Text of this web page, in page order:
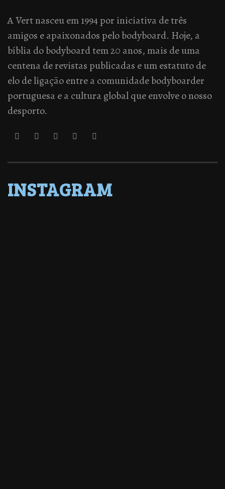
A Vert nasceu em 1994 por iniciativa de três
amigos e apaixonados pelo bodyboard. Hoje, a
bíblia do bodyboard tem 20 anos, mais de uma
centena de revistas publicadas e um estatuto de
elo de ligação entre a comunidade bodyboarder
portuguesa e a cultura global que envolve o nosso
desporto.
INSTAGRAM